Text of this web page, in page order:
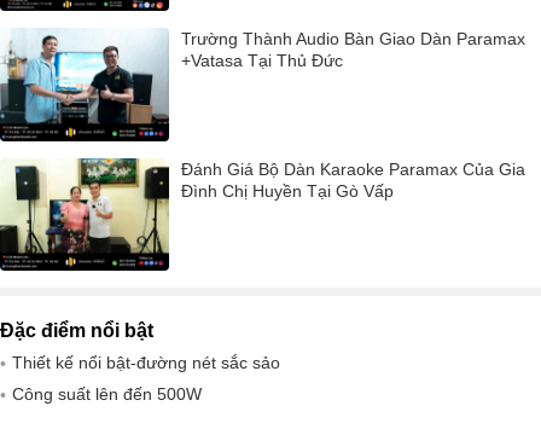
Trường Thành Audio Bàn Giao Dàn Paramax
+Vatasa Tại Thủ Đức
Đánh Giá Bộ Dàn Karaoke Paramax Của Gia
Đình Chị Huyền Tại Gò Vấp
Đặc điểm nổi bật
Thiết kế nổi bật-đường nét sắc sảo
Công suất lên đến 500W